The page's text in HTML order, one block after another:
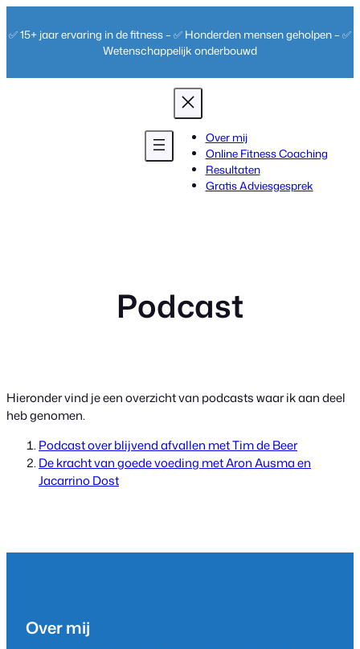
naar
✅ 15+ jaar ervaring in de fitness – ✅ Honderden mensen geholpen – ✅
Wetenschappelijk onderbouwd
Over mij
Online Fitness Coaching
Resultaten
Gratis Adviesgesprek
Podcast
Hieronder vind je een overzicht van podcasts waar ik aan deel
heb genomen.
Podcast over blijvend afvallen met Tim de Beer
De kracht van goede voeding met Aron Ausma en
Jacarrino Dost
Over mij